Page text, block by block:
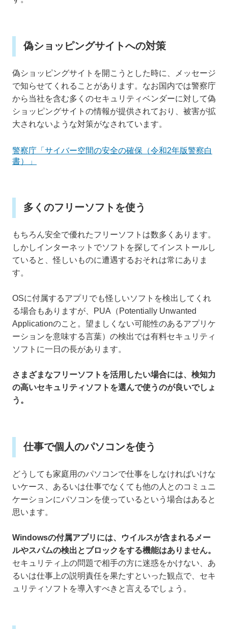
偽ショッピングサイトへの対策
偽ショッピングサイトを開こうとした時に、メッセージ
で知らせてくれることがあります。なお国内では警察庁
から当社を含む多くのセキュリティベンダーに対して偽
ショッピングサイトの情報が提供されており、被害が拡
大されないような対策がなされています。
警察庁「サイバー空間の安全の確保（令和2年版警察白
書）」
多くのフリーソフトを使う
もちろん安全で優れたフリーソフトは数多くあります。
しかしインターネットでソフトを探してインストールし
ていると、怪しいものに遭遇するおそれは常にありま
す。
OSに付属するアプリでも怪しいソフトを検出してくれ
る場合もありますが、PUA（Potentially Unwanted
Applicationのこと。望ましくない可能性のあるアプリケ
ーションを意味する言葉）の検出では有料セキュリティ
ソフトに一日の長があります。
さまざまなフリーソフトを活用したい場合には、検知力
の高いセキュリティソフトを選んで使うのが良いでしょ
う。
仕事で個人のパソコンを使う
どうしても家庭用のパソコンで仕事をしなければいけな
いケース、あるいは仕事でなくても他の人とのコミュニ
ケーションにパソコンを使っているという場合はあると
思います。
Windowsの付属アプリには、ウイルスが含まれるメー
ルやスパムの検出とブロックをする機能はありません。
セキュリティ上の問題で相手の方に迷惑をかけない、あ
るいは仕事上の説明責任を果たすといった観点で、セキ
ュリティソフトを導入すべきと言えるでしょう。